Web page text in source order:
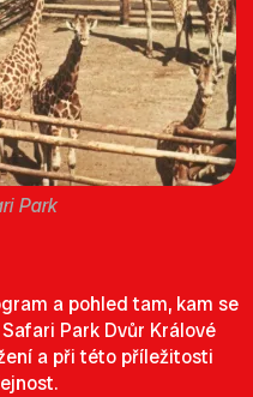
Park
a pohled tam, kam se
Safari Park Dvůr Králové
a při této příležitosti